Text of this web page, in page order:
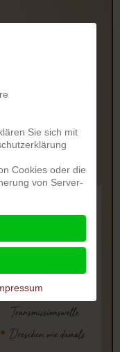
Sie sich mit
Cookies oder die
von Server-